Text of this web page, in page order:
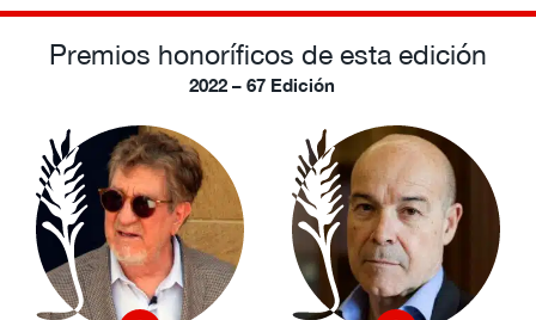
Premios honoríficos de esta edición
2022 – 67 Edición